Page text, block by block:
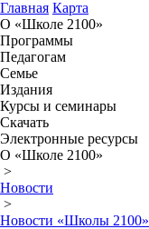
Главная Карта
О «Школе 2100»
Программы
Педагогам
Семье
Издания
Курсы и семинары
Скачать
Электронные ресурсы
О «Школе 2100»
>
Новости
>
Новости «Школы 2100»